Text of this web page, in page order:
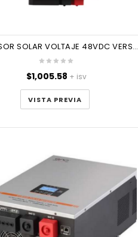
INVERSOR SOLAR VOLTAJE 48VDC VERSION DUAL AMPINVT
$1,005.58 + isv
VISTA PREVIA